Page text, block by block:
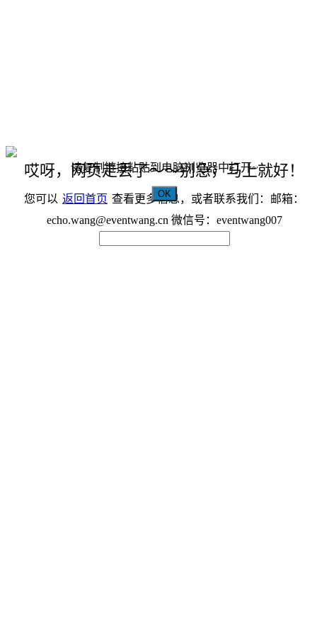
哎呀，网页走丢了～～别急，马上就好！
您可以 返回首页 查看更多信息，或者联系我们：邮箱：
echo.wang@eventwang.cn 微信号：eventwang007
请复制链接粘贴到电脑浏览器中打开~
OK